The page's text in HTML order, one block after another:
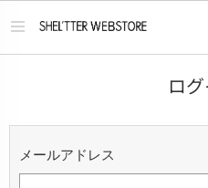
メ
ロ
メールアドレス